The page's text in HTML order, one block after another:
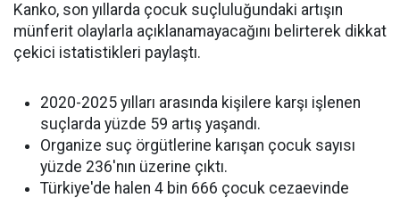
Kanko, son yıllarda çocuk suçluluğundaki artışın
münferit olaylarla açıklanamayacağını belirterek dikkat
çekici istatistikleri paylaştı.
2020-2025 yılları arasında kişilere karşı işlenen
suçlarda yüzde 59 artış yaşandı.
Organize suç örgütlerine karışan çocuk sayısı
yüzde 236'nın üzerine çıktı.
Türkiye'de halen 4 bin 666 çocuk cezaevinde